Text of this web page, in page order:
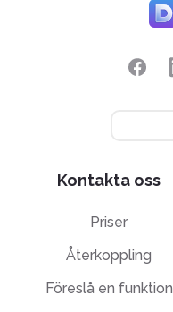
Kontakta oss
Priser
Återkoppling
Föreslå en funktion